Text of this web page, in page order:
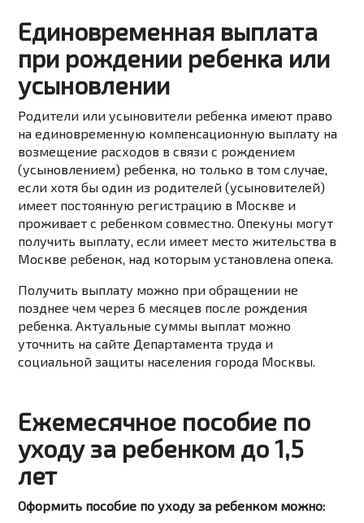
Единовременная выплата
при рождении ребенка или
усыновлении
Родители или усыновители ребенка имеют право
на единовременную компенсационную выплату на
возмещение расходов в связи с рождением
(усыновлением) ребенка, но только в том случае,
если хотя бы один из родителей (усыновителей)
имеет постоянную регистрацию в Москве и
проживает с ребенком совместно. Опекуны могут
получить выплату, если имеет место жительства в
Москве ребенок, над которым установлена опека.
Получить выплату можно при обращении не
позднее чем через 6 месяцев после рождения
ребенка. Актуальные суммы выплат можно
уточнить на сайте Департамента труда и
социальной защиты населения города Москвы.
Ежемесячное пособие по
уходу за ребенком до 1,5
лет
Оформить пособие по уходу за ребенком можно: